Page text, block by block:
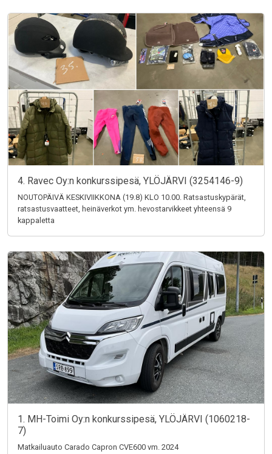
4. Ravec Oy:n konkurssipesä, YLÖJÄRVI (3254146-9)
NOUTOPÄIVÄ KESKIVIIKKONA (19.8) KLO 10.00. Ratsastuskypärät,
ratsastusvaatteet, heinäverkot ym. hevostarvikkeet yhteensä 9
kappaletta
1. MH-Toimi Oy:n konkurssipesä, YLÖJÄRVI (1060218-
7)
Matkailuauto Carado Capron CVE600 vm. 2024